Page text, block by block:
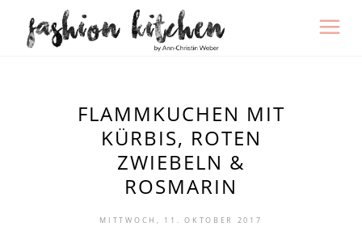
FLAMMKUCHEN MIT
KÜRBIS, ROTEN
ZWIEBELN &
ROSMARIN
MITTWOCH, 11. OKTOBER 2017